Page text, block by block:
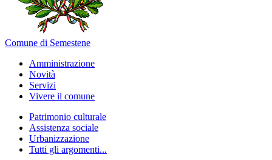
Comune di Semestene
Amministrazione
Novità
Servizi
Vivere il comune
Patrimonio culturale
Assistenza sociale
Urbanizzazione
Tutti gli argomenti...